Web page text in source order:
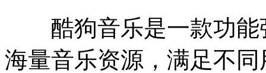
酷狗音乐是一款功能
海量音乐资源，满足不